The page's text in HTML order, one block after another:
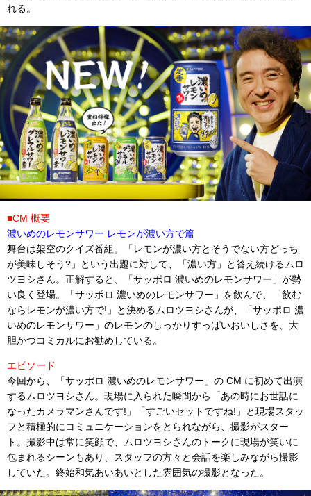
れる。
■CM 概要
濃いめのレモンサワー レモンが濃い方で篇
舞台は架空のクイズ番組。「レモンが濃い方とそうでない方どっち
が美味しそう?」という出題に対して、「濃い方」と答え続けるムロ
ツヨシさん。正解すると、「サッポロ 濃いめのレモンサワー」が勢
い良く登場。「サッポロ 濃いめのレモンサワー」を飲んで、「飲む
ならレモンが濃い方で!」と決めるムロツヨシさんが、「サッポロ 濃
いめのレモンサワー」のレモンのしっかりすっぱいおいしさを、大
胆かつコミカルにお勧めしている。
エピソード
今回から、「サッポロ 濃いめのレモンサワー」の CM に初めて出演
するムロツヨシさん。現場に入られた瞬間から「あの時にお世話に
なったカメラマンさんです!」「すごいセットですね!」と現場スタッ
フと積極的にコミュニケーションをとられながら、撮影がスター
ト。撮影中は常に笑顔で、ムロツヨシさんのトークに現場が笑いに
包まれるシーンもあり、スタッフの方々と会話を楽しみながら撮影
していた。終始和気あいあいとした雰囲気の撮影となった。